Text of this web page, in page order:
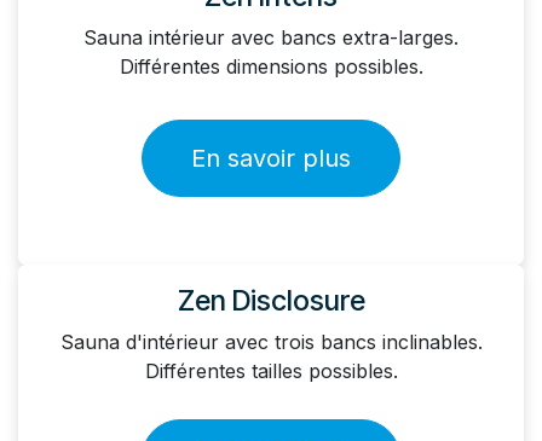
Sauna intérieur avec bancs extra-larges.
Différentes dimensions possibles.
En savoir plus
Zen Disclosure
Sauna d'intérieur avec trois bancs inclinables.
Différentes tailles possibles.